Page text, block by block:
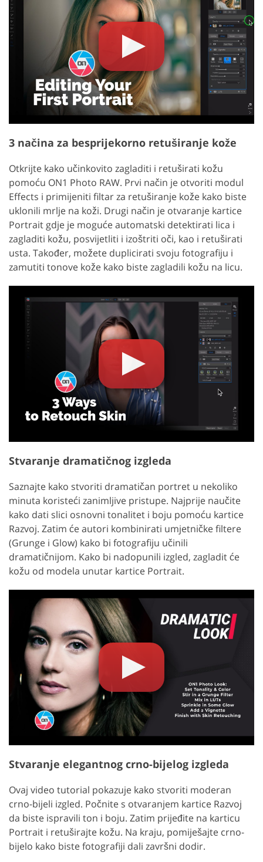
3 načina za besprijekorno retuširanje kože
Otkrijte kako učinkovito zagladiti i retuširati kožu
pomoću ON1 Photo RAW. Prvi način je otvoriti modul
Effects i primijeniti filtar za retuširanje kože kako biste
uklonili mrlje na koži. Drugi način je otvaranje kartice
Portrait gdje je moguće automatski detektirati lica i
zagladiti kožu, posvijetliti i izoštriti oči, kao i retuširati
usta. Također, možete duplicirati svoju fotografiju i
zamutiti tonove kože kako biste zagladili kožu na licu.
Stvaranje dramatičnog izgleda
Saznajte kako stvoriti dramatičan portret u nekoliko
minuta koristeći zanimljive pristupe. Najprije naučite
kako dati slici osnovni tonalitet i boju pomoću kartice
Razvoj. Zatim će autori kombinirati umjetničke filtere
(Grunge i Glow) kako bi fotografiju učinili
dramatičnijom. Kako bi nadopunili izgled, zagladit će
kožu od modela unutar kartice Portrait.
Stvaranje elegantnog crno-bijelog izgleda
Ovaj video tutorial pokazuje kako stvoriti moderan
crno-bijeli izgled. Počnite s otvaranjem kartice Razvoj
da biste ispravili ton i boju. Zatim prijeđite na karticu
Portrait i retuširajte kožu. Na kraju, pomiješajte crno-
bijelo kako biste fotografiji dali završni dodir.